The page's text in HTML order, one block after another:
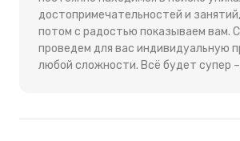
достопримечательностей и
потом с радостью показываем вам.
проведем для вас индивидуальную
любой сложности. Всё будет супер